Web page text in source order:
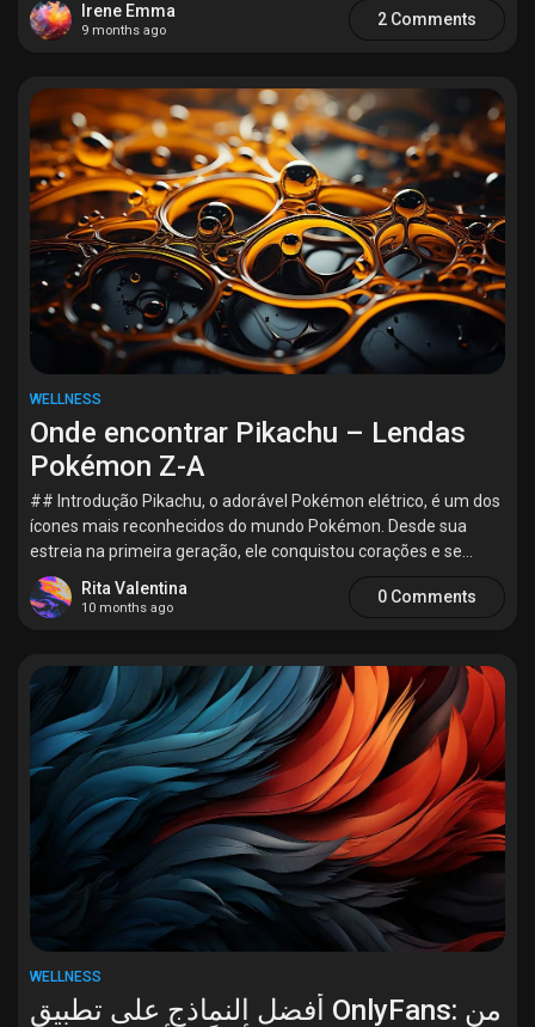
Irene Emma
9 months ago
2 Comments
WELLNESS
Onde encontrar Pikachu – Lendas
Pokémon Z-A
## Introdução Pikachu, o adorável Pokémon elétrico, é um dos
ícones mais reconhecidos do mundo Pokémon. Desde sua
estreia na primeira geração, ele conquistou corações e se...
Rita Valentina
10 months ago
0 Comments
WELLNESS
أفضل النماذج على تطبيق OnlyFans: من